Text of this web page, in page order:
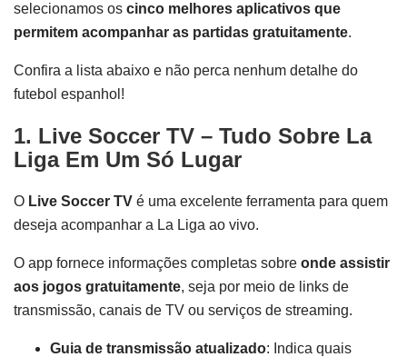
selecionamos os cinco melhores aplicativos que
permitem acompanhar as partidas gratuitamente.
Confira a lista abaixo e não perca nenhum detalhe do
futebol espanhol!
1. Live Soccer TV – Tudo Sobre La
Liga Em Um Só Lugar
O Live Soccer TV é uma excelente ferramenta para quem
deseja acompanhar a La Liga ao vivo.
O app fornece informações completas sobre onde assistir
aos jogos gratuitamente, seja por meio de links de
transmissão, canais de TV ou serviços de streaming.
Guia de transmissão atualizado: Indica quais